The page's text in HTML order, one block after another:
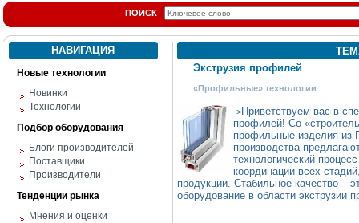
ПОИСК
НАВИГАЦИЯ
Новые технологии
Новинки
Технологии
Подбор оборудования
Блоги производителей
Поставщики
Производители
Тенденции рынка
Мнения и оценки
Экструзия профилей
«Профильные» технологии
->Приветствуем вас в
профилей! Со
профильные изделия из
производства
технологический
координации всех
продукции. Стабильное качество –
оборудование в области экструзии